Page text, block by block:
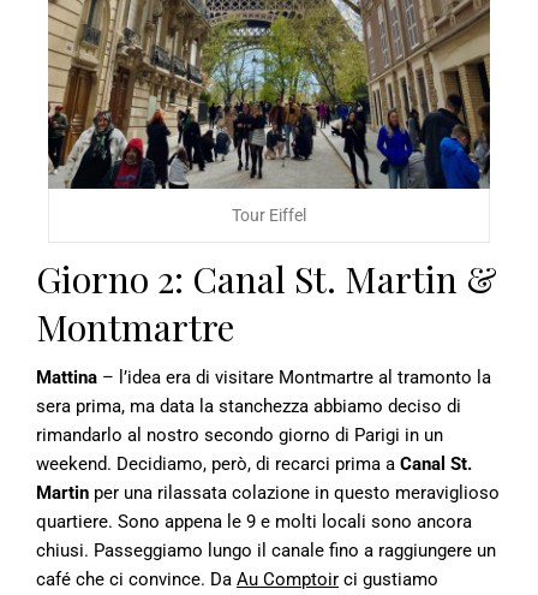
Tour Eiffel
Giorno 2: Canal St. Martin &
Montmartre
Mattina – l’idea era di visitare Montmartre al tramonto la
sera prima, ma data la stanchezza abbiamo deciso di
rimandarlo al nostro secondo giorno di Parigi in un
weekend. Decidiamo, però, di recarci prima a Canal St.
Martin per una rilassata colazione in questo meraviglioso
quartiere. Sono appena le 9 e molti locali sono ancora
chiusi. Passeggiamo lungo il canale fino a raggiungere un
café che ci convince. Da Au Comptoir ci gustiamo